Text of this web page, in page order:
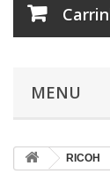
MENU
RICOH